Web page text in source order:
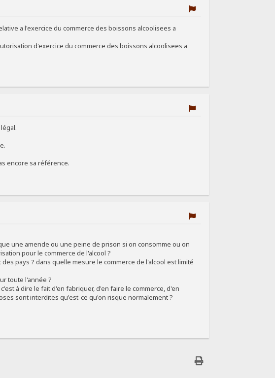
a l'exercice du commerce des boissons alcoolisees a
d'exercice du commerce des boissons alcoolisees a
encore sa référence.
une amende ou une peine de prison si on consomme ou on
pour le commerce de l'alcool ?
pays ? dans quelle mesure le commerce de l'alcool est limité
toute l'année ?
à dire le fait d'en fabriquer, d'en faire le commerce, d'en
sont interdites qu'est-ce qu'on risque normalement ?